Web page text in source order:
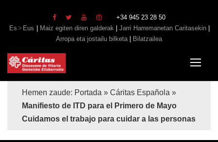
+34 945 23 28 50
Es
Eus Maiz egiten diren galderak Jarri Harremanetan Caritasekin
Arropa eta jostailu bilketa| Bilatzailea
Hemen zaude: Portada » Cáritas Española »
Manifiesto de ITD para el Primero de Mayo
Cuidamos el trabajo para cuidar a las personas